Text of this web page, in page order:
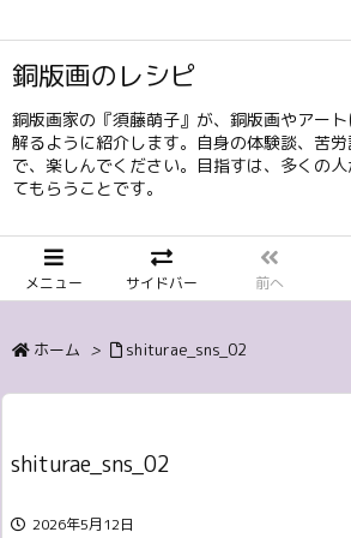
銅版画のレシピ
銅版画家の『須藤萌子』が、銅版画やアー
解るように紹介します。自身の体験談、苦
で、楽しんでください。目指すは、多くの
てもらうことです。
メニュー サイドバー 前へ
ホーム > shiturae_sns_02
shiturae_sns_02
2026年5月12日